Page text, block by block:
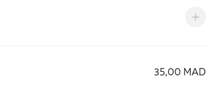
35,00 MAD